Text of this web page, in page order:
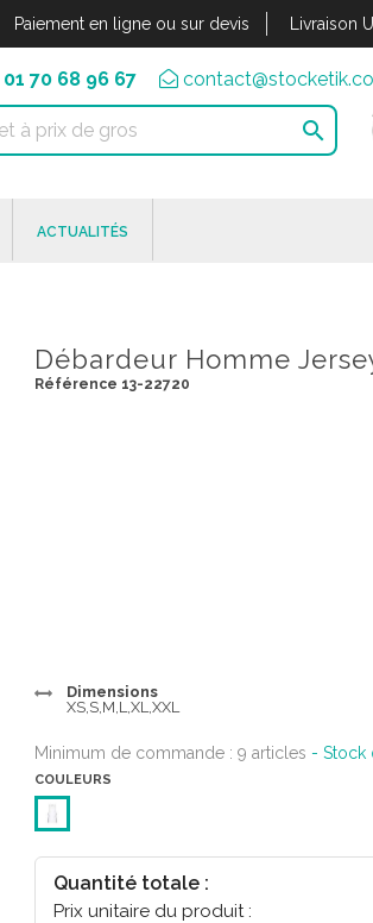
Paiement en ligne ou sur devis Livraison
01 70 68 96 67

ACTUALITÉS
Débardeur Homme
Référence 13-22720
Dimensions
XS,S,M,L,XL,XXL
Minimum de commande : 9 articles - Stock
COULEURS
Quantité totale :
Prix unitaire du produit :